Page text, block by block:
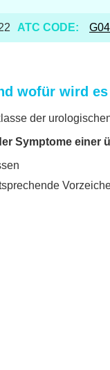
ATC CODE:
wofür wird
der
Symptome einer